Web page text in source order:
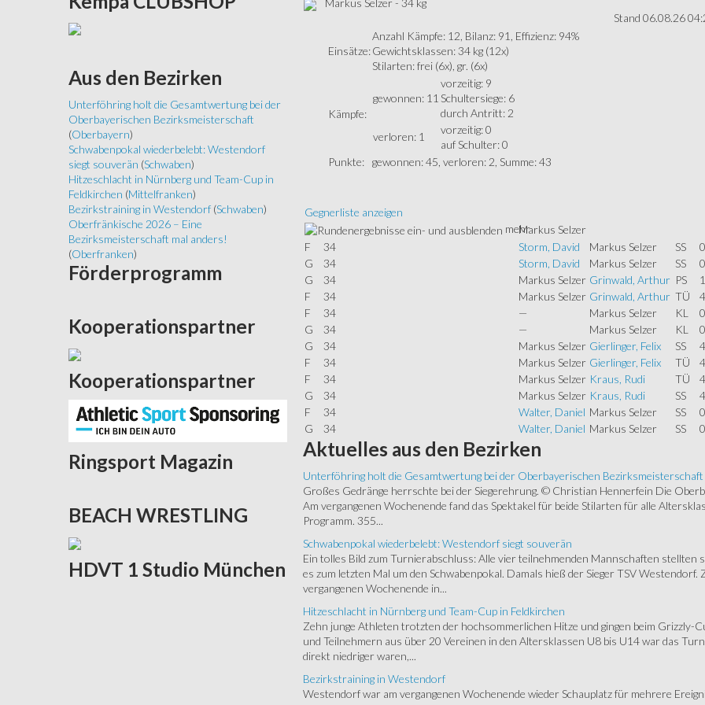
Markus Selzer - 34 kg
Stand 06.08.26
Einsätze:
Anzahl Kämpfe: 12, Bilanz: 91, Effizienz: 94%
Gewichtsklassen: 34 kg (12x)
Stilarten: frei (6x), gr. (6x)
Kämpfe:
gewonnen: 11
vorzeitig: 9
Schultersiege: 6
durch Antritt: 2
verloren: 1
vorzeitig: 0
auf Schulter: 0
Punkte:
gewonnen: 45, verloren: 2, Summe: 43
Gegnerliste anzeigen
mehrMarkus Selzer
F
34 Storm, David Markus Selzer SS
G
34 Storm, David Markus Selzer SS
G
34 Markus Selzer Grinwald, Arthur PS
F
34 Markus Selzer Grinwald, Arthur TÜ
F
34 — Markus Selzer KL
G
34 — Markus Selzer KL
G
34 Markus Selzer Gierlinger, Felix SS
F
34 Markus Selzer Gierlinger, Felix TÜ
F
34 Markus Selzer Kraus, Rudi TÜ
G
34 Markus Selzer Kraus, Rudi SS
F
34 Walter, Daniel Markus Selzer SS
G
34 Walter, Daniel Markus Selzer SS
Aktuelles aus den Bezirken
Unterföhring holt die Gesamtwertung bei der Oberbayerischen Bezirksmeisterschaft
Großes Gedränge herrschte bei der Siegerehrung. © Christian Hennerfein Die
Am vergangenen Wochenende fand das Spektakel für beide Stilarten für alle
Programm. 355...
Schwabenpokal wiederbelebt: Westendorf siegt souverän
Ein tolles Bild zum Turnierabschluss: Alle vier teilnehmenden Mannschaften stellten
es zum letzten Mal um den Schwabenpokal. Damals hieß der Sieger TSV
vergangenen Wochenende in...
Hitzeschlacht in Nürnberg und Team-Cup in Feldkirchen
Zehn junge Athleten trotzten der hochsommerlichen Hitze und gingen beim Grizzly-
und Teilnehmern aus über 20 Vereinen in den Altersklassen U8 bis U14 war das
direkt niedriger waren,...
Bezirkstraining in Westendorf
Westendorf war am vergangenen Wochenende wieder Schauplatz für mehrere
Aus den Bezirken
Unterföhring holt die Gesamtwertung bei der
Oberbayerischen Bezirksmeisterschaft
(Oberbayern)
Schwabenpokal wiederbelebt: Westendorf
siegt souverän (Schwaben)
Hitzeschlacht in Nürnberg und Team-Cup in
Feldkirchen (Mittelfranken)
Bezirkstraining in Westendorf (Schwaben)
Oberfränkische 2026 – Eine
Bezirksmeisterschaft mal anders!
(Oberfranken)
Förderprogramm
Kooperationspartner
Kooperationspartner
Ringsport Magazin
BEACH WRESTLING
HDVT 1 Studio München